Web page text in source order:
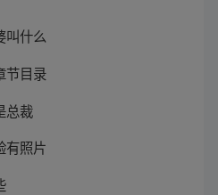
叫什么
节目录
总裁
有照片